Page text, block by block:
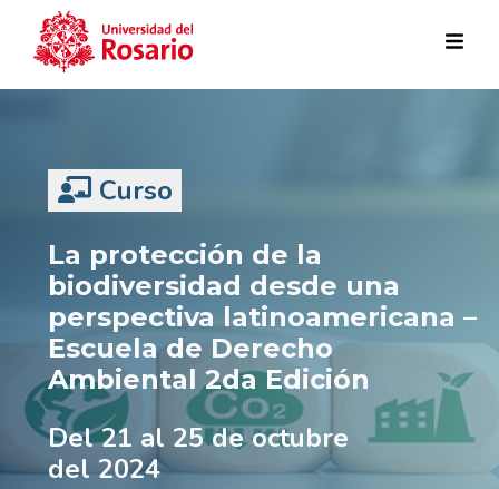
Curso
La protección de la
biodiversidad desde una
perspectiva latinoamericana –
Escuela de Derecho
Ambiental 2da Edición
Del 21 al 25 de octubre
del 2024